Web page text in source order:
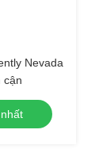
Nevada
cận